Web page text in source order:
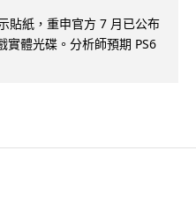
貼紙，重申官方 7 月已公布
實體光碟。分析師預期 PS6